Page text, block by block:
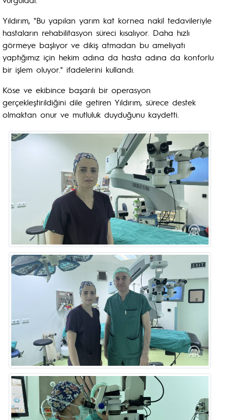
Yıldırım, "Bu yapılan yarım kat kornea nakil tedavileriyle
hastaların rehabilitasyon süreci kısalıyor. Daha hızlı
görmeye başlıyor ve dikiş atmadan bu ameliyatı
yaptığımız için hekim adına da hasta adına da konforlu
bir işlem oluyor." ifadelerini kullandı.
Köse ve ekibince başarılı bir operasyon
gerçekleştirildiğini dile getiren Yıldırım, sürece destek
olmaktan onur ve mutluluk duyduğunu kaydetti.